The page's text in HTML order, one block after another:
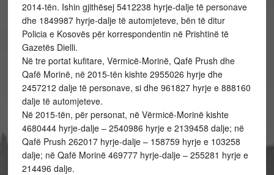
2014-tën. Ishin gjithësej 5412238 hyrje-dalje të personave
dhe 1849987 hyrje-dalje të automjeteve, bën të ditur
Policia e Kosovës për korrespondentin në Prishtinë të
Gazetës Dielli.
Në tre portat kufitare, Vërmicë-Morinë, Qafë Prush dhe
Qafë Morinë, në 2015-tën kishte 2955026 hyrje dhe
2457212 dalje të personave, si dhe 961827 hyrje e 888160
dalje të automjeteve.
Në 2015-tën, për personat, në Vërmicë-Morinë kishte
4680444 hyrje-dalje – 2540986 hyrje e 2139458 dalje; në
Qafë Prush 262017 hyrje-dalje – 158759 hyrje e 103258
dalje; në Qafë Morinë 469777 hyrje-dalje – 255281 hyrje e
214496 dalje.